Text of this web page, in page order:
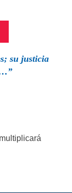
su justicia
…”